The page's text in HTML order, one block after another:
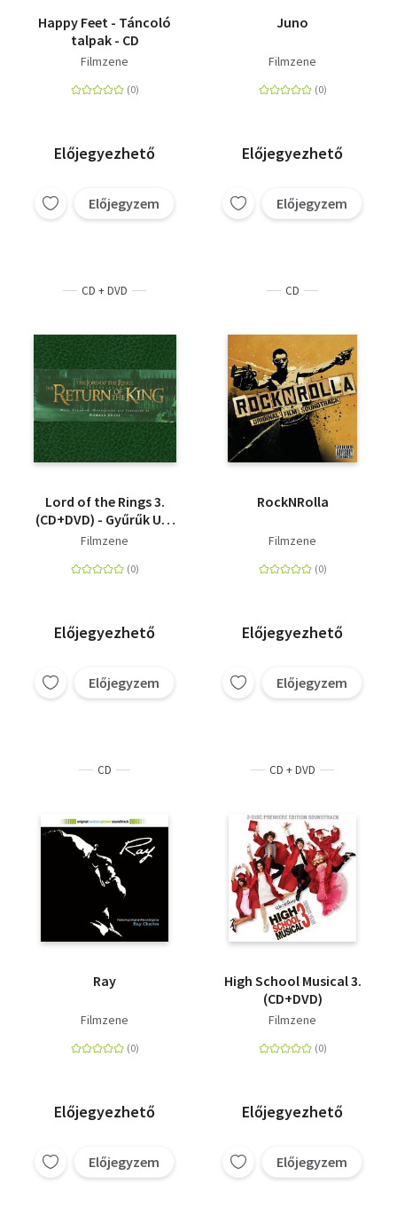
Happy Feet - Táncoló
talpak - CD
Filmzene
Előjegyezhető
Előjegyzem
Juno
Filmzene
Előjegyezhető
Előjegyzem
CD + DVD
Lord of the Rings 3.
(CD+DVD) - Gyűrűk Ura
3.
Filmzene
Előjegyezhető
Előjegyzem
CD
RockNRolla
Filmzene
Előjegyezhető
Előjegyzem
CD
Ray
Filmzene
Előjegyezhető
Előjegyzem
CD + DVD
High School Musical 3.
(CD+DVD)
Filmzene
Előjegyezhető
Előjegyzem